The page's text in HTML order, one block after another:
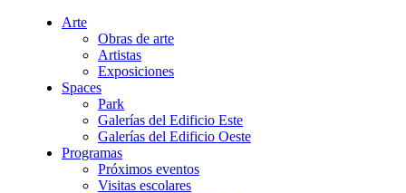
Arte
Obras de arte
Artistas
Exposiciones
Spaces
Park
Galerías del Edificio Este
Galerías del Edificio Oeste
Programas
Próximos eventos
Visitas escolares